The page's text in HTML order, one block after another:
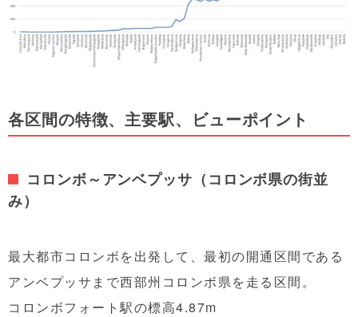
各区間の特徴、主要駅、ビューポイント
コロンボ～アンベプッサ（コロンボ県の街並
み）
最大都市コロンボを出発して、最初の開通区間である
アンベプッサまで西部州コロンボ県を走る区間。
コロンボフォート駅の標高4.87m